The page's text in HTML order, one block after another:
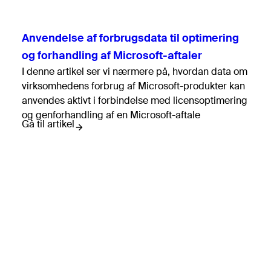
Anvendelse af forbrugsdata til optimering
og forhandling af Microsoft-aftaler
I denne artikel ser vi nærmere på, hvordan data om
virksomhedens forbrug af Microsoft-produkter kan
anvendes aktivt i forbindelse med licensoptimering
og genforhandling af en Microsoft-aftale
Gå til artikel